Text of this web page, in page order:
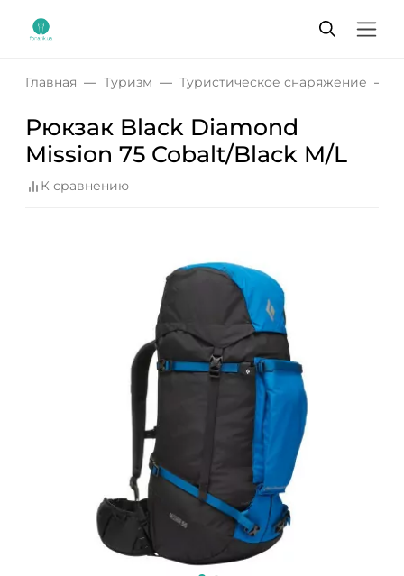
Главная Туризм Туристическое снаряжение
Рюкзак Black Diamond
Mission 75 Cobalt/Black M/L
К сравнению